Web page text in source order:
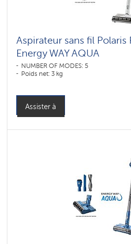
Aspirateur sans fil Polaris
Energy WAY AQUA
NUMBER OF MODES: 5
Poids net: 3 kg
Assister à